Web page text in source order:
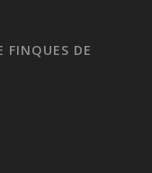
FINQUES DE